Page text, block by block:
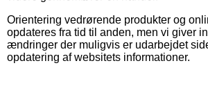
Orientering vedrørende produkter og
opdateres fra tid til anden, men vi giver
ændringer der muligvis er udarbejdet
opdatering af websitets informationer.